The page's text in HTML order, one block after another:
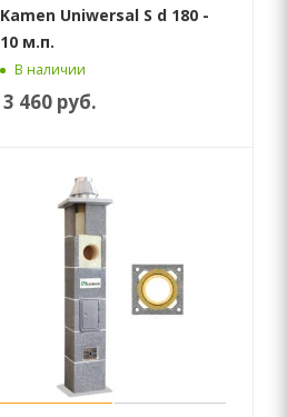
Kamen Uniwersal S d 180 -
10 м.п.
В наличии
3 460 руб.